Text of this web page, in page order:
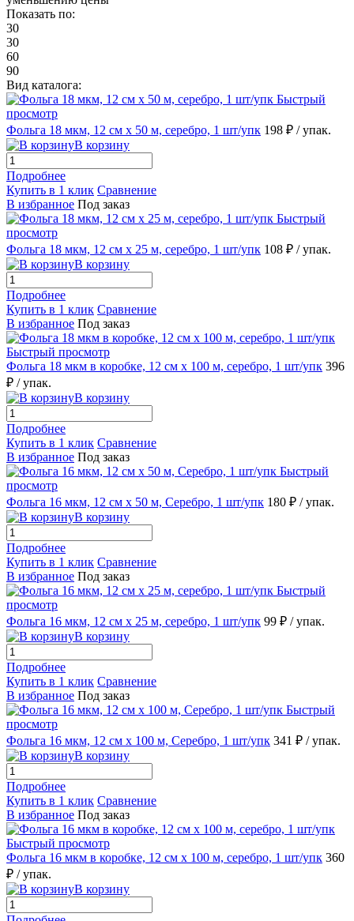
Показать по:
30
30
60
90
Вид каталога:
Быстрый
просмотр
Фольга 18 мкм, 12 см х 50 м, серебро, 1 шт/упк 198 ₽ / упак.
В корзину
Подробнее
Купить в 1 клик Сравнение
В избранное Под заказ
Быстрый
просмотр
Фольга 18 мкм, 12 см х 25 м, серебро, 1 шт/упк 108 ₽ / упак.
В корзину
Подробнее
Купить в 1 клик Сравнение
В избранное Под заказ
Быстрый просмотр
Фольга 18 мкм в коробке, 12 см х 100 м, серебро, 1 шт/упк 396
₽ / упак.
В корзину
Подробнее
Купить в 1 клик Сравнение
В избранное Под заказ
Быстрый
просмотр
Фольга 16 мкм, 12 см х 50 м, Серебро, 1 шт/упк 180 ₽ / упак.
В корзину
Подробнее
Купить в 1 клик Сравнение
В избранное Под заказ
Быстрый
просмотр
Фольга 16 мкм, 12 см х 25 м, серебро, 1 шт/упк 99 ₽ / упак.
В корзину
Подробнее
Купить в 1 клик Сравнение
В избранное Под заказ
Быстрый
просмотр
Фольга 16 мкм, 12 см х 100 м, Серебро, 1 шт/упк 341 ₽ / упак.
В корзину
Подробнее
Купить в 1 клик Сравнение
В избранное Под заказ
Быстрый просмотр
Фольга 16 мкм в коробке, 12 см х 100 м, серебро, 1 шт/упк 360
₽ / упак.
В корзину